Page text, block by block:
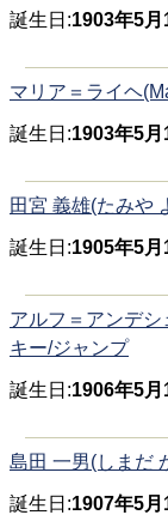
誕生日:1903年5
マリア＝ライヘ
誕生日:1903年5
田宮 義雄(たみや
誕生日:1905年5
アルフ＝アンデ
キー/ジャンプ
誕生日:1906年5
島田 一男(しまだ
誕生日:1907年5